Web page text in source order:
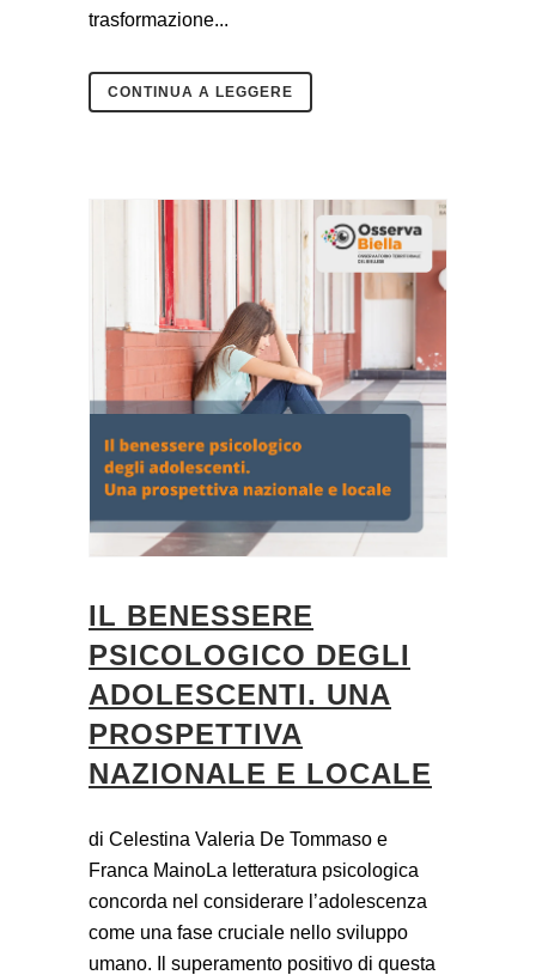
trasformazione...
CONTINUA A LEGGERE
IL BENESSERE
PSICOLOGICO DEGLI
ADOLESCENTI. UNA
PROSPETTIVA
NAZIONALE E LOCALE
di Celestina Valeria De Tommaso e
Franca MainoLa letteratura psicologica
concorda nel considerare l’adolescenza
come una fase cruciale nello sviluppo
umano. Il superamento positivo di questa